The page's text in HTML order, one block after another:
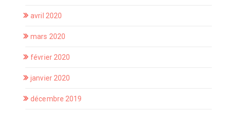
avril 2020
mars 2020
février 2020
janvier 2020
décembre 2019